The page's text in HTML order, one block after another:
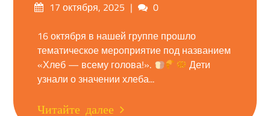
Опубликовано
17 октября, 2025 Комментарии
0
16 октября в нашей группе прошло
тематическое мероприятие под названием
«Хлеб — всему голова!».
Дети
узнали о значении хлеба...
Читайте далее